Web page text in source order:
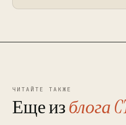
ЧИТАЙТЕ ТАКЖЕ
Еще изблога